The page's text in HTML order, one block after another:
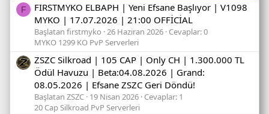
F
FIRSTMYKO ELBAPH | Yeni Efsane Başlıyor | V1098
MYKO | 17.07.2026 | 21:00 OFFİCİAL
Başlatan firstmyko 26 Haziran 2026 Cevaplar: 0
MYKO 1299 KO PvP Serverleri
ZSZC Silkroad | 105 CAP | Only CH | 1.300.000 TL
Ödül Havuzu | Beta:04.08.2026 | Grand:
08.05.2026 | Efsane ZSZC Geri Döndü!
Başlatan ZSZC 19 Nisan 2026 Cevaplar: 1
20 Cap Silkroad PvP Serverleri